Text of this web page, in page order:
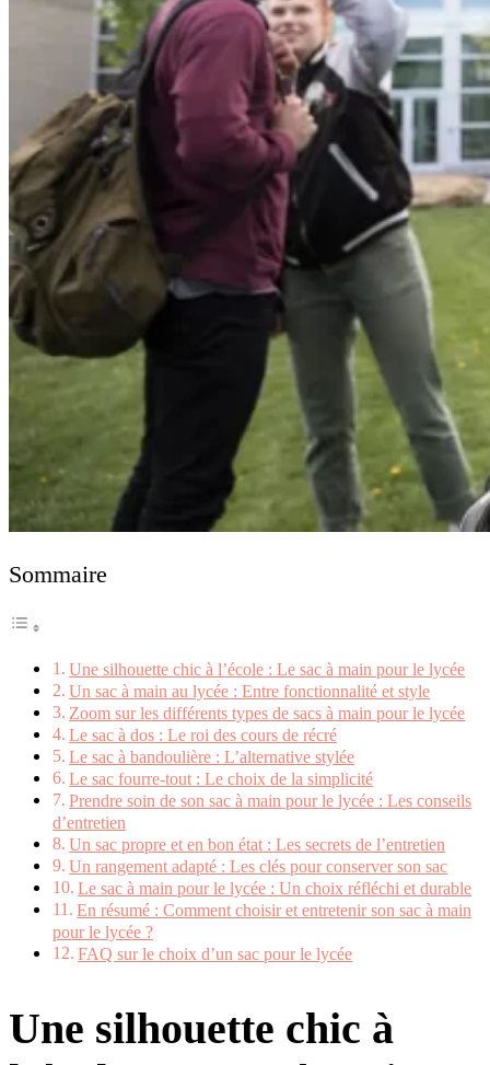
Sommaire
Une silhouette chic à l’école : Le sac à main pour le lycée
Un sac à main au lycée : Entre fonctionnalité et style
Zoom sur les différents types de sacs à main pour le lycée
Le sac à dos : Le roi des cours de récré
Le sac à bandoulière : L’alternative stylée
Le sac fourre-tout : Le choix de la simplicité
Prendre soin de son sac à main pour le lycée : Les conseils
d’entretien
Un sac propre et en bon état : Les secrets de l’entretien
Un rangement adapté : Les clés pour conserver son sac
Le sac à main pour le lycée : Un choix réfléchi et durable
En résumé : Comment choisir et entretenir son sac à main
pour le lycée ?
FAQ sur le choix d’un sac pour le lycée
Une silhouette chic à